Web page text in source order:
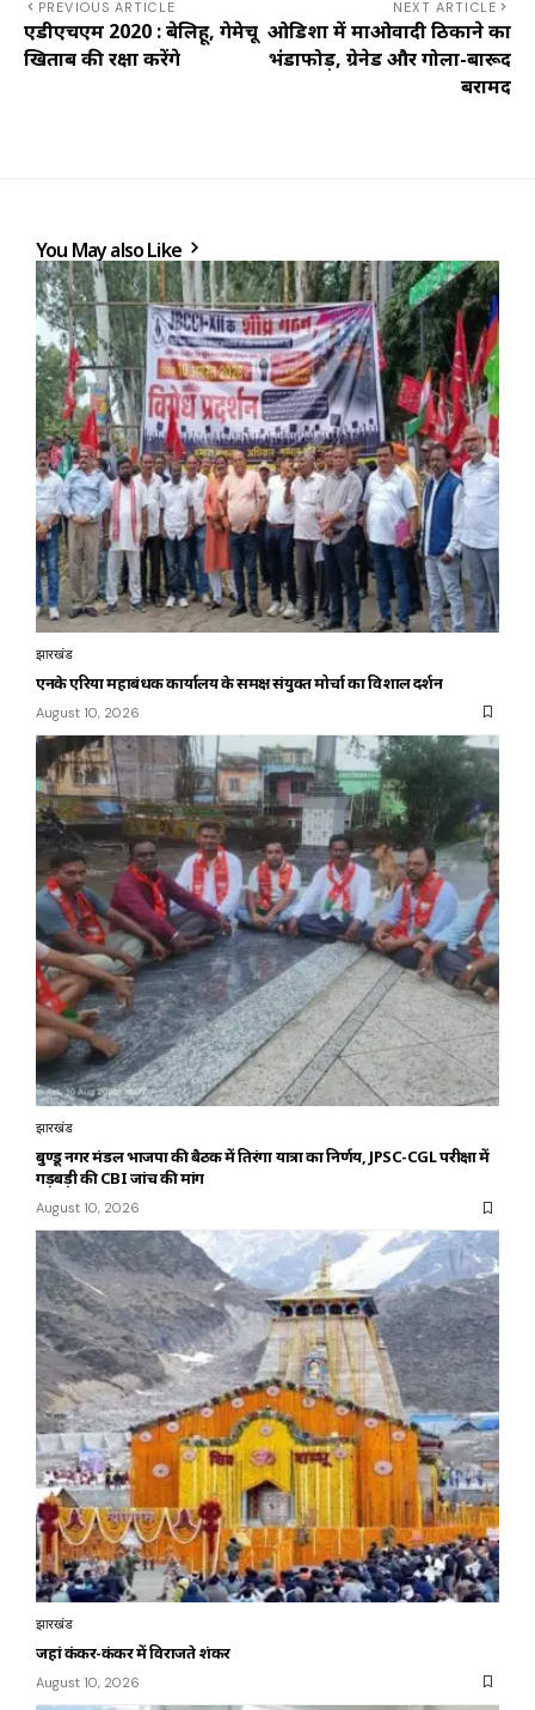
PREVIOUS ARTICLE
एडीएचएम 2020 : बेलिहू, गेमेचू
खिताब की रक्षा करेंगे
NEXT ARTICLE
ओडिशा में माओवादी ठिकाने का
भंडाफोड़, ग्रेनेड और गोला-बारूद
बरामद
You May also Like
झारखंड
एनके एरिया महाप्रबंधक कार्यालय के समक्ष संयुक्त मोर्चा का विशाल प्रदर्शन
August 10, 2026
झारखंड
बुण्डू नगर मंडल भाजपा की बैठक में तिरंगा यात्रा का निर्णय, JPSC-CGL परीक्षा में
गड़बड़ी की CBI जांच की मांग
August 10, 2026
झारखंड
जहां कंकर-कंकर में विराजते शंकर
August 10, 2026